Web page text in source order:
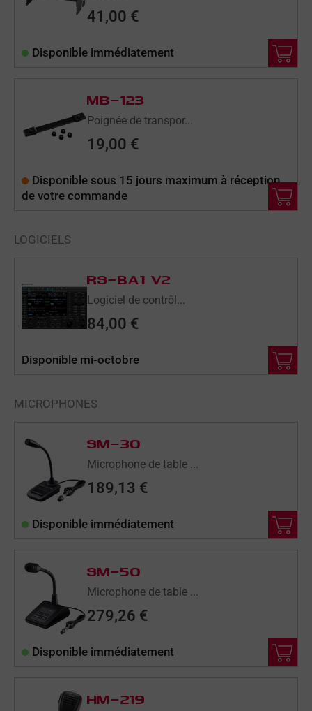
41,00 €
Disponible immédiatement
MB-123
Poignée de transpor...
19,00 €
Disponible sous 15 jours maximum à réception
de votre commande
LOGICIELS
RS-BA1 V2
Logiciel de contrôl...
84,00 €
Disponible mi-octobre
MICROPHONES
SM-30
Microphone de table ...
189,13 €
Disponible immédiatement
SM-50
Microphone de table ...
279,26 €
Disponible immédiatement
HM-219